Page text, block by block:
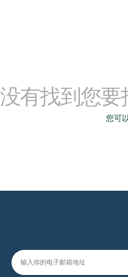
没有找到您要
您可